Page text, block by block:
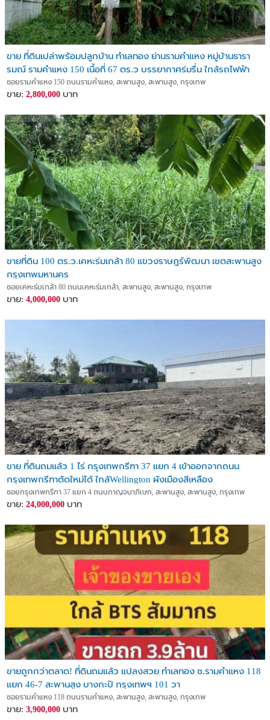
#เช่าคอนโด
#บ้านปริมณฑล #ที่ดินภาคเหนือ #ขายคอนโดพัทยา #บ้านหรูพัทยา #พูล
วิลล่า
#บ้านใหม่พัทยา #บ้านพร้อมโอน #อสังหาพัทยา #บ้านLuxury #ราคาต่อ
รองได้
#ที่ดินกรุงเทพ #ที่ดินเขาใหญ่ #บ้านเขาใหญ่ #บ้านปากช่อง #ที่ดิน
ปากช่อง
เชียงใหม่ #ที่ดินกรุงเทพ
ขาย ที่ดินเปล่าพร้อมปลูกบ้าน ทำเลทอง ย่านรามคำแหง หมู่บ้านธารา
รมณ์ รามคำแหง 150 เนื้อที่ 67 ตร.ว บรรยากาศร่มรื่น ใกล้รถไฟฟ้า
สายสีส้ม
ซอยรามคำแหง 150 ถนนรามคำแหง, สะพานสูง, สะพานสูง, กรุงเทพ
ขาย: 2,800,000 บาท
ขายที่ดิน 100 ตร.ว.เคหะร่มเกล้า 80 แขวงราษฎร์พัฒนา เขตสะพานสูง
กรุงเทพมหานคร
ซอยเคหะร่มเกล้า 80 ถนนเคหะร่มเกล้า, สะพานสูง, สะพานสูง, กรุงเทพ
ขาย: 4,000,000 บาท
ขาย ที่ดินถมแล้ว 1 ไร่ กรุงเทพกรีฑา 37 แยก 4 เข้าออกจากถนน
กรุงเทพกรีฑาตัดใหม่ได้ ใกล้Wellington ผังเมืองสีเหลือง
ซอยกรุงเทพกรีฑา 37 แยก 4 ถนนกาญจนาภิเษก, สะพานสูง, สะพานสูง, กรุงเทพ
ขาย: 24,000,000 บาท
ขายถูกกว่าตลาด! ที่ดินถมแล้ว แปลงสวย ทำเลทอง ซ.รามคำแหง 118
แยก 46-7 สะพานสูง บางกะปิ กรุงเทพฯ 101 วา
ซอยรามคำแหง 118 ถนนรามคำแหง, สะพานสูง, สะพานสูง, กรุงเทพ
ขาย: 3,900,000 บาท